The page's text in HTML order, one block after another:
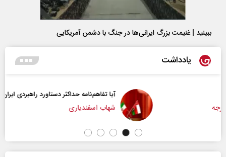
ببینید | غنیمت بزرگ ایرانی‌ها در جنگ با دشمن آمریکایی
یادداشت
آیا تفاهم‌نامه حداکثر دستاورد راهبردی ایران بود؟
شهاب اسفندیاری